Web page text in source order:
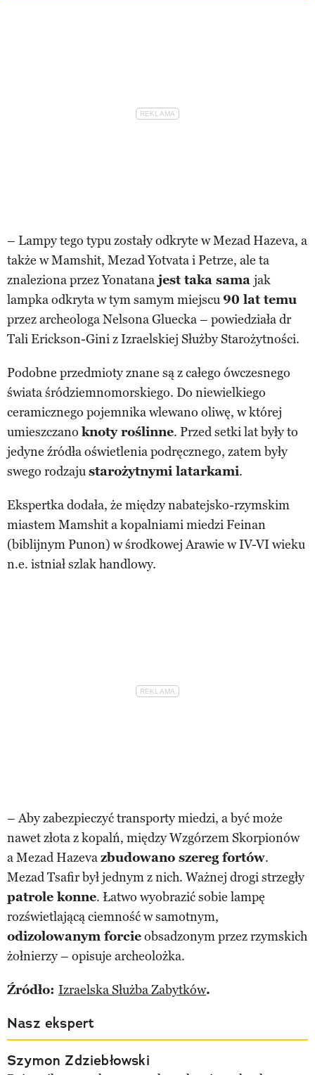
– Lampy tego typu zostały odkryte w Mezad Hazeva, a
także w Mamshit, Mezad Yotvata i Petrze, ale ta
znaleziona przez Yonatana jest taka sama jak
lampka odkryta w tym samym miejscu90 lat temu
przez archeologa Nelsona Gluecka – powiedziała dr
Tali Erickson-Gini z Izraelskiej Służby Starożytności.
Podobne przedmioty znane są z całego ówczesnego
świata śródziemnomorskiego. Do niewielkiego
ceramicznego pojemnika wlewano oliwę, w której
umieszczano knoty roślinne. Przed setki lat były to
jedyne źródła oświetlenia podręcznego, zatem były
swego rodzajustarożytnymi latarkami.
Ekspertka dodała, że między nabatejsko-rzymskim
miastem Mamshit a kopalniami miedzi Feinan
(biblijnym Punon) w środkowej Arawie w IV-VI wieku
n.e. istniał szlak handlowy.
– Aby zabezpieczyć transporty miedzi, a być może
nawet złota z kopalń, między Wzgórzem Skorpionów
a Mezad Hazevazbudowano szereg fortów.
Mezad Tsafir był jednym z nich. Ważnej drogi strzegły
patrole konne. Łatwo wyobrazić sobie lampę
rozświetlającą ciemność w samotnym,
odizolowanym forcieobsadzonym przez rzymskich
żołnierzy – opisuje archeolożka.
Źródło: Izraelska Służba Zabytków.
Nasz ekspert
Szymon Zdziebłowski